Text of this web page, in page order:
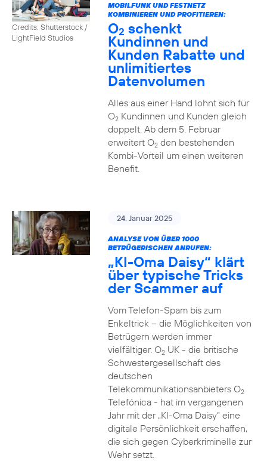
Credits: Shutterstock /
LightField Studios
MOBILFUNK UND FESTNETZ
KOMBINIEREN UND PROFITIEREN:
O2 schenkt
Kundinnen und
Kunden Rabatte und
unlimitiertes
Datenvolumen
Alles aus einer Hand lohnt sich für
O2Kundinnen und Kunden gleich
doppelt. Ab dem 5. Februar
erweitert O2den bestehenden
Kombi-Vorteil um einen weiteren
Benefit.
24. Januar 2025
ANALYSE VON ÜBER 1000
BETRÜGERISCHEN ANRUFEN:
„KI-Oma Daisy“ klärt
über typische Tricks
der Scammer auf
Vom Telefon-Spam bis zum
Enkeltrick – die Möglichkeiten von
Betrügern werden immer
vielfältiger. O2UK - die britische
Schwestergesellschaft des
deutschen
Telekommunikationsanbieters O2
Telefónica - hat im vergangenen
Jahr mit der „KI-Oma Daisy“ eine
digitale Persönlichkeit erschaffen,
die sich gegen Cyberkriminelle zur
Wehr setzt.